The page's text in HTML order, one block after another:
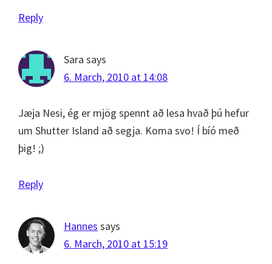
Reply
Sara says
6. March, 2010 at 14:08
Jæja Nesi, ég er mjög spennt að lesa hvað þú hefur
um Shutter Island að segja. Koma svo! Í bíó með
þig! ;)
Reply
Hannes says
6. March, 2010 at 15:19